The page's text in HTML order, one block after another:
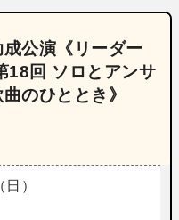
成公演《リーダー
18回 ソロとアンサ
のひととき》
）